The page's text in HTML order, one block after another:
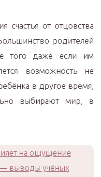
от отцовства
родителей
того даже если им
возможность не
в другое время,
выбирают мир, в